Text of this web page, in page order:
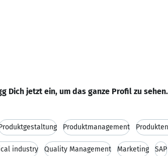
Dich jetzt ein, um das ganze Profil zu sehen.
Produktmanagement
industry Quality Management Marketing SAP